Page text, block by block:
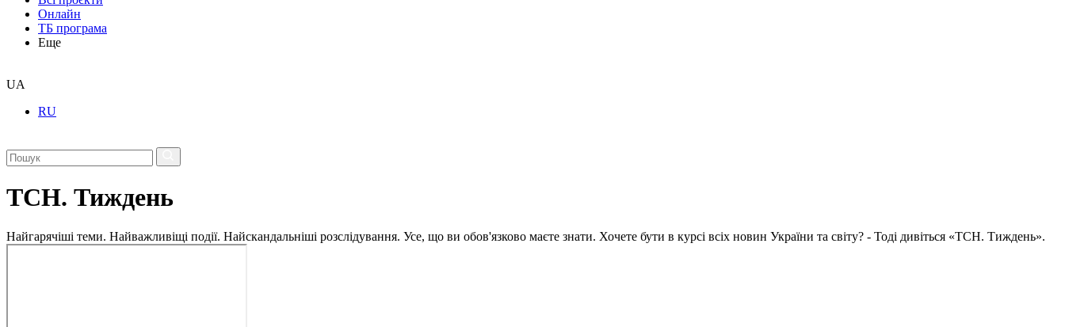
Онлайн
ТБ програма
Еще
UA
RU
ТСН. Тиждень
Найгарячіші теми. Найважливіщі події. Найскандальніші розслідування. Усе, що ви обов'язково маєте знати. Хочете бути в курсі всіх новин України та світу? - Тоді дивіться «ТСН. Тиждень».